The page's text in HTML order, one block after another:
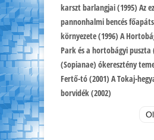
karszt barlangjai (1995) Az
pannonhalmi bencés
környezete (1996) A
Park és a hortobágyi puszta
(Sopianae) ókeresztény
Fertő-tó (2001) A Tokaj-
borvidék (2002)